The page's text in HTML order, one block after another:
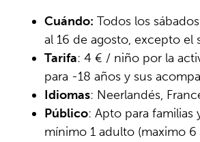
Cuándo: Todos los
al 16 de agosto, excepto el
Tarifa: 4 € / niño por la
para -18 años y sus
Idiomas: Neerlandés,
Público: Apto para
mínimo 1 adulto (maximo